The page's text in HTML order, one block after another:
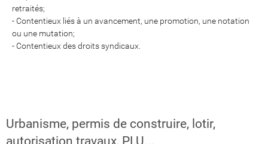
retraités;
- Contentieux liés à un avancement, une promotion, une notation
ou une mutation;
- Contentieux des droits syndicaux.
Urbanisme, permis de construire, lotir,
autorisation travaux, PLU...